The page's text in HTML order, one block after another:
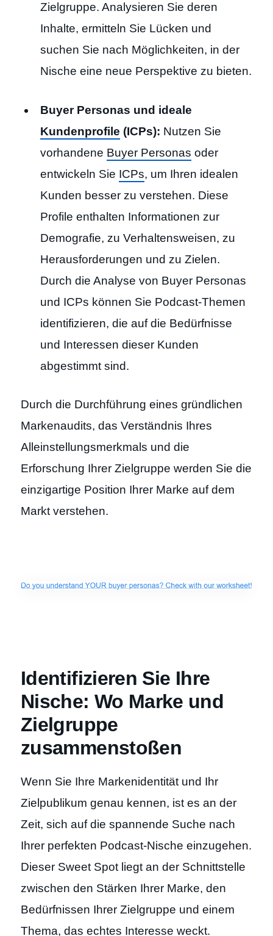
Zielgruppe. Analysieren Sie deren
Inhalte, ermitteln Sie Lücken und
suchen Sie nach Möglichkeiten, in der
Nische eine neue Perspektive zu bieten.
Buyer Personas und ideale
Kundenprofile (ICPs): Nutzen Sie
vorhandene Buyer Personas oder
entwickeln Sie ICPs, um Ihren idealen
Kunden besser zu verstehen. Diese
Profile enthalten Informationen zur
Demografie, zu Verhaltensweisen, zu
Herausforderungen und zu Zielen.
Durch die Analyse von Buyer Personas
und ICPs können Sie Podcast-Themen
identifizieren, die auf die Bedürfnisse
und Interessen dieser Kunden
abgestimmt sind.
Durch die Durchführung eines gründlichen
Markenaudits, das Verständnis Ihres
Alleinstellungsmerkmals und die
Erforschung Ihrer Zielgruppe werden Sie die
einzigartige Position Ihrer Marke auf dem
Markt verstehen.
Identifizieren Sie Ihre
Nische: Wo Marke und
Zielgruppe
zusammenstoßen
Wenn Sie Ihre Markenidentität und Ihr
Zielpublikum genau kennen, ist es an der
Zeit, sich auf die spannende Suche nach
Ihrer perfekten Podcast-Nische einzugehen.
Dieser Sweet Spot liegt an der Schnittstelle
zwischen den Stärken Ihrer Marke, den
Bedürfnissen Ihrer Zielgruppe und einem
Thema, das echtes Interesse weckt.